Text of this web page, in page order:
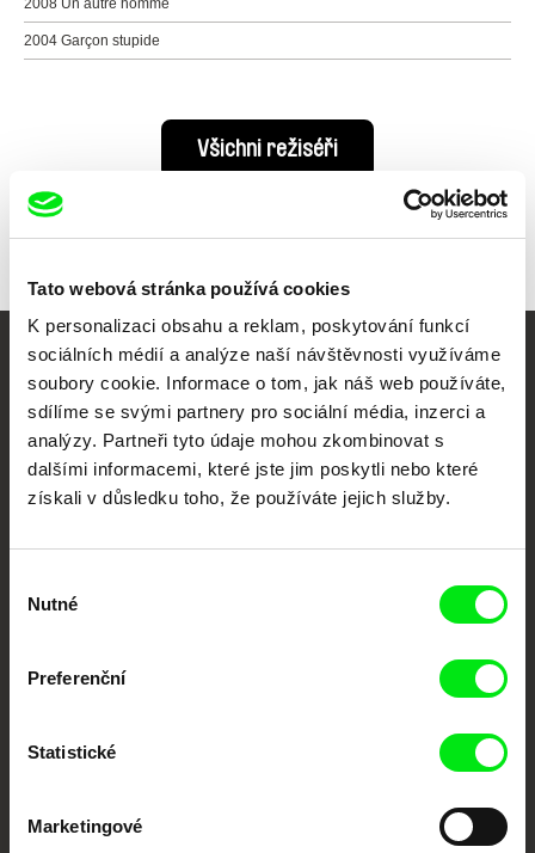
Tato webová stránka používá cookies
K personalizaci obsahu a reklam, poskytování funkcí
sociálních médií a analýze naší návštěvnosti využíváme
soubory cookie. Informace o tom, jak náš web používáte,
sdílíme se svými partnery pro sociální média, inzerci a
analýzy. Partneři tyto údaje mohou zkombinovat s
dalšími informacemi, které jste jim poskytli nebo které
získali v důsledku toho, že používáte jejich služby.
souhlasu
Nutné
Preferenční
Statistické
Marketingové
2008 Un autre homme
2004 Garçon stupide
Všichni režiséři
Vaše online
dokumentární kino
Nové festivalové filmy
každý týden
festivalů dokumentárního filmu sdružených do Doc Alliance. Naším cílem je
posouvat hranice dokumentárního filmu, propagovat jeho rozmanitost a